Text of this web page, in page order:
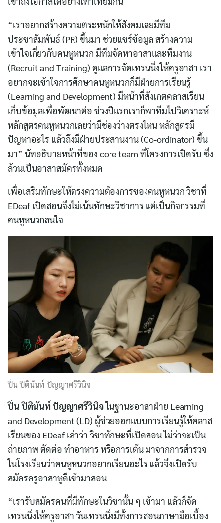
“เราอยากสร้างความตระหนักให้สังคมเลยมีทีม
ประชาสัมพันธ์ (PR) ขึ้นมา ช่วยแชร์ข้อมูล สร้างความ
เข้าใจเกี่ยวกับคนหูหนวก มีทีมจัดหาอาสาและทีมงาน
(Recruit and Training) ดูแลการจัดเทรนนิ่งให้ครูอาสา เรา
อยากจะเข้าใจการศึกษาคนหูหนวกก็มีฝ่ายการเรียนรู้
(Learning and Development) มีหน้าที่สังเกตคลาสเรียน
เก็บข้อมูลเพื่อพัฒนาต่อ ช่วงปีแรกเราก็พาทีมไปวิเคราะห์
หลักสูตรคนหูหนวกเลยว่ามีช่องว่างตรงไหน หลักสูตรมี
ปัญหาอะไร แล้วถึงมีฝ่ายประสานงาน (Co-ordinator) ขึ้น
มา” นัทอธิบายหน้าที่ของ core team ที่โครงการเปิดรับ ซึ่ง
ล้วนเป็นอาสาสมัครทั้งหมด
เพื่อเสริมทักษะให้ตรงความต้องการของคนหูหนวก วิชาที่
EDeaf เปิดสอนจึงไม่เน้นทักษะวิชาการ แต่เป็นกิจกรรมที่
คนหูหนวกสนใจ
ปิ่น ปิตินันท์ ปัญญาศรีวินิจ
ปิ่น ปิตินันท์ ปัญญาศรีวินิจในฐานะอาสาฝ่าย Learning
and Development (LD) ผู้ช่วยออกแบบการเรียนรู้ให้คลาส
เรียนของ EDeaf เล่าว่า วิชาทักษะที่เปิดสอน ไม่ว่าจะเป็น
ถ่ายภาพ ตัดต่อ ทำอาหาร หรือการเต้น มาจากการสำรวจ
ในโรงเรียนว่าคนหูหนวกอยากเรียนอะไร แล้วจึงเปิดรับ
สมัครครูอาสาหูดีเข้ามาสอน
“เรารับสมัครคนที่มีทักษะในวิชานั้น ๆ เข้ามา แล้วก็จัด
เทรนนิ่งให้ครูอาสา วันเทรนนิ่งมีทั้งการสอนภาษามือเบื้อง